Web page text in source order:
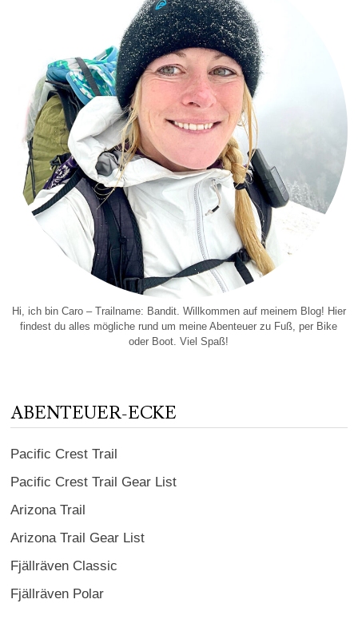
Hi, ich bin Caro – Trailname: Bandit. Willkommen auf meinem Blog! Hier
findest du alles mögliche rund um meine Abenteuer zu Fuß, per Bike
oder Boot. Viel Spaß!
ABENTEUER-ECKE
Pacific Crest Trail
Pacific Crest Trail Gear List
Arizona Trail
Arizona Trail Gear List
Fjällräven Classic
Fjällräven Polar